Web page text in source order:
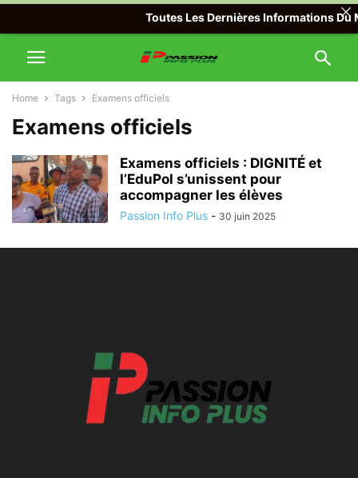
Home Tags Examens officiels
Examens officiels
Examens officiels : DIGNITÉ et
l’EduPol s’unissent pour
accompagner les élèves
Passion Info Plus - 30 juin 2025
Toutes Les Dernières Informations Du